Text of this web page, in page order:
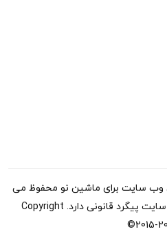
وب سایت برای ماشین نو محفوظ می
باشد ، هر گونه کپی برداری از سایت پیگرد قانونی دارد. Copyright
©2015-